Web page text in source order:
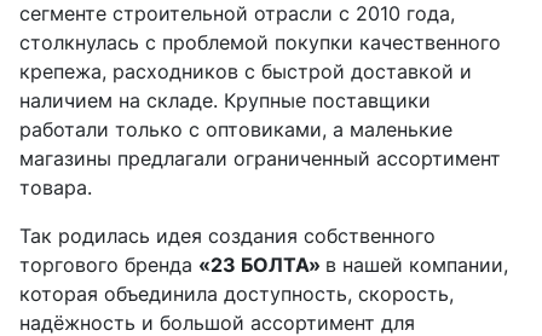
сегменте строительной отрасли с 2010 года,
столкнулась с проблемой покупки качественного
крепежа, расходников с быстрой доставкой и
наличием на складе. Крупные поставщики
работали только с оптовиками, а маленькие
магазины предлагали ограниченный ассортимент
товара.
Так родилась идея создания собственного
торгового бренда «23 БОЛТА» в нашей компании,
которая объединила доступность, скорость,
надёжность и большой ассортимент для